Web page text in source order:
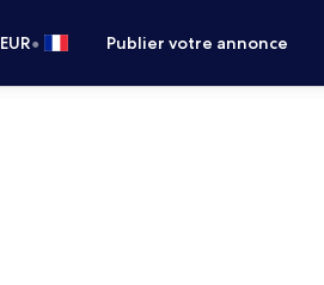
EUR• Publier votre annonce